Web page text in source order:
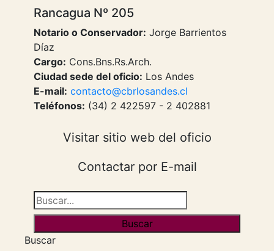
Rancagua Nº 205
Notario o Conservador: Jorge Barrientos
Díaz
Cargo: Cons.Bns.Rs.Arch.
Ciudad sede del oficio: Los Andes
E-mail: contacto@cbrlosandes.cl
Teléfonos: (34) 2 422597 - 2 402881
Visitar sitio web del oficio
Contactar por E-mail
Buscar